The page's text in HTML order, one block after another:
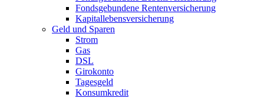
Fondsgebundene Rentenversicherung
Kapitallebensversicherung
Geld und Sparen
Strom
Gas
DSL
Girokonto
Tagesgeld
Konsumkredit